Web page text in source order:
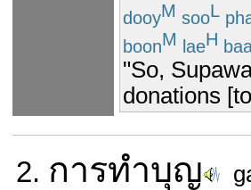
dooyM sooL
boonM laeH
"So,
donations
2. การทำบุญ